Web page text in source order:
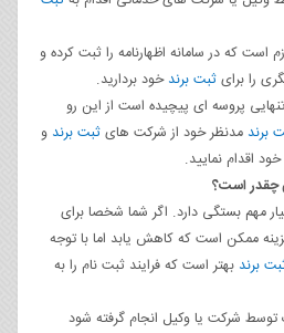
است که در سامانه اظهارنامه را ثبت کرده و
را برایثبت برندخود بردارید.
پروسه‌ ای پیچیده‌ است از این‌ رو
برند مدنظر خود از شرکت‌ هایثبت برند و
اقدام نمایید.
چقدر است؟
مهم بستگی دارد. اگر شما شخصا برای
ممکن است که کاهش یابد اما با توجه
برند بهتر است که فرایند ثبت‌ نام را به
توسط شرکت یا وکیل انجام‌ گرفته شود